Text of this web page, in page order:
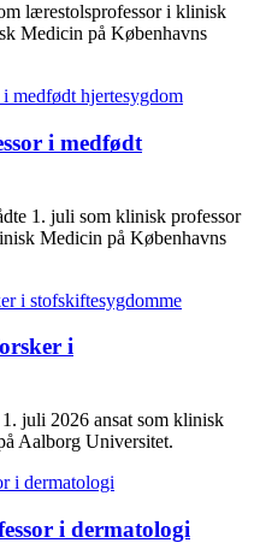
lærestolsprofessor i klinisk
Medicin på Københavns
i medfødt
1. juli som klinisk professor
Medicin på Københavns
i
juli 2026 ansat som klinisk
Aalborg Universitet.
i dermatologi